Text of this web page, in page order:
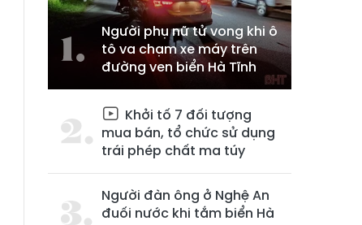
Người phụ nữ tử vong khi ô
tô va chạm xe máy trên
đường ven biển Hà Tĩnh
Khởi tố 7 đối tượng
mua bán, tổ chức sử dụng
trái phép chất ma túy
Người đàn ông ở Nghệ An
đuối nước khi tắm biển Hà